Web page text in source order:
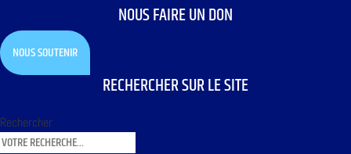
NOUS FAIRE UN DON
NOUS SOUTENIR
RECHERCHER SUR LE SITE
Rechercher